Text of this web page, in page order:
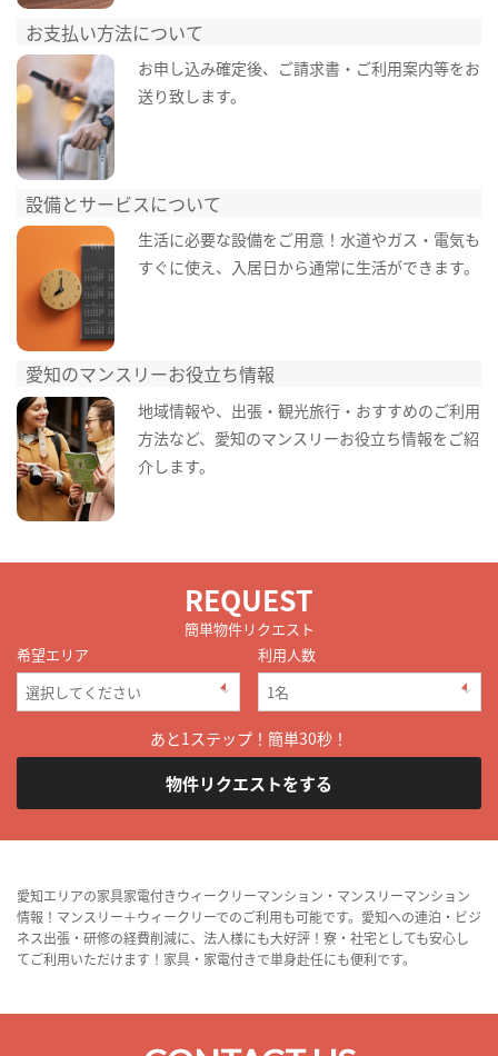
お支払い方法について
お申し込み確定後、ご請求書・ご利用案内等をお
送り致します。
設備とサービスについて
生活に必要な設備をご用意！水道やガス・電気も
すぐに使え、入居日から通常に生活ができます。
愛知のマンスリーお役立ち情報
地域情報や、出張・観光旅行・おすすめのご利用
方法など、愛知のマンスリーお役立ち情報をご紹
介します。
REQUEST
簡単物件リクエスト
希望エリア
利用人数
あと1ステップ！簡単30秒！
物件リクエストをする
愛知エリアの家具家電付きウィークリーマンション・マンスリーマンション
情報！マンスリー＋ウィークリーでのご利用も可能です。愛知への連泊・ビジ
ネス出張・研修の経費削減に、法人様にも大好評！寮・社宅としても安心し
てご利用いただけます！家具・家電付きで単身赴任にも便利です。